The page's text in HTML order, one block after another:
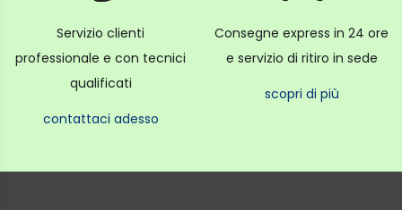
Servizio clienti
professionale e con tecnici
qualificati
contattaci adesso
Consegne express in 24 ore
e servizio di ritiro in sede
scopri di più